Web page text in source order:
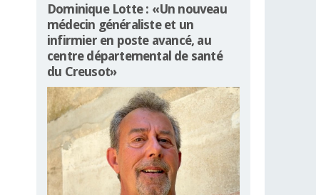
Dominique Lotte : «Un nouveau
médecin généraliste et un
infirmier en poste avancé, au
centre départemental de santé
du Creusot»